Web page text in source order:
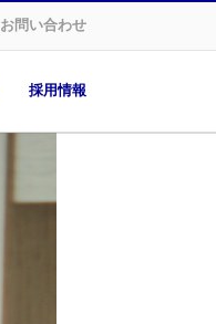
お問い合わせ
採用情報